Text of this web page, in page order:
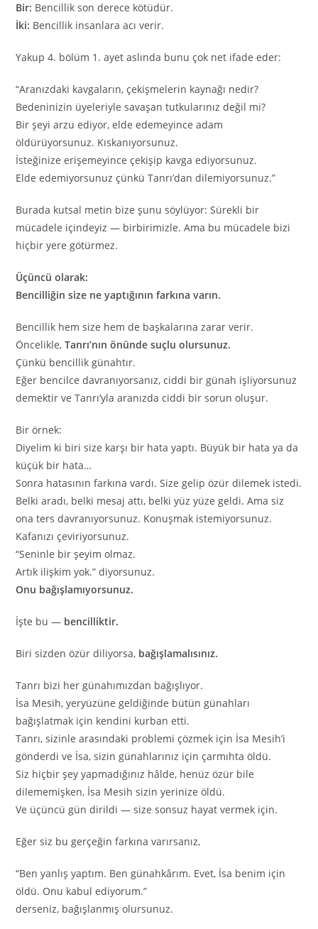
Bir: Bencillik son derece kötüdür.
İki: Bencillik insanlara acı verir.
Yakup 4. bölüm 1. ayet aslında bunu çok net ifade eder:
“Aranızdaki kavgaların, çekişmelerin kaynağı nedir?
Bedeninizin üyeleriyle savaşan tutkularınız değil mi?
Bir şeyi arzu ediyor, elde edemeyince adam
öldürüyorsunuz. Kıskanıyorsunuz.
İsteğinize erişemeyince çekişip kavga ediyorsunuz.
Elde edemiyorsunuz çünkü Tanrı’dan dilemiyorsunuz.”
Burada kutsal metin bize şunu söylüyor: Sürekli bir
mücadele içindeyiz — birbirimizle. Ama bu mücadele bizi
hiçbir yere götürmez.
Üçüncü olarak:
Bencilliğin size ne yaptığının farkına varın.
Bencillik hem size hem de başkalarına zarar verir.
Öncelikle,Tanrı’nın önünde suçlu olursunuz.
Çünkü bencillik günahtır.
Eğer bencilce davranıyorsanız, ciddi bir günah işliyorsunuz
demektir ve Tanrı’yla aranızda ciddi bir sorun oluşur.
Bir örnek:
Diyelim ki biri size karşı bir hata yaptı. Büyük bir hata ya da
küçük bir hata…
Sonra hatasının farkına vardı. Size gelip özür dilemek istedi.
Belki aradı, belki mesaj attı, belki yüz yüze geldi. Ama siz
ona ters davranıyorsunuz. Konuşmak istemiyorsunuz.
Kafanızı çeviriyorsunuz.
“Seninle bir şeyim olmaz.
Artık ilişkim yok.” diyorsunuz.
Onu bağışlamıyorsunuz.
İşte bu — bencilliktir.
Biri sizden özür diliyorsa, bağışlamalısınız.
Tanrı bizi her günahımızdan bağışlıyor.
İsa Mesih, yeryüzüne geldiğinde bütün günahları
bağışlatmak için kendini kurban etti.
Tanrı, sizinle arasındaki problemi çözmek için İsa Mesih’i
gönderdi ve İsa, sizin günahlarınız için çarmıhta öldü.
Siz hiçbir şey yapmadığınız hâlde, henüz özür bile
dilememişken, İsa Mesih sizin yerinize öldü.
Ve üçüncü gün dirildi — size sonsuz hayat vermek için.
Eğer siz bu gerçeğin farkına varırsanız,
“Ben yanlış yaptım. Ben günahkârım. Evet, İsa benim için
öldü. Onu kabul ediyorum.”
derseniz, bağışlanmış olursunuz.